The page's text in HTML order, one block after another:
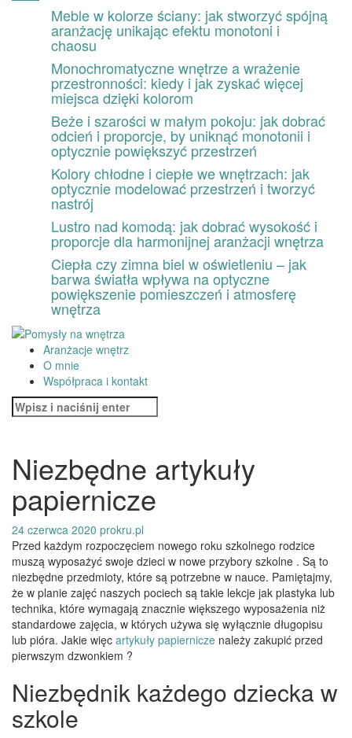
Meble w kolorze ściany: jak stworzyć spójną
aranżację unikając efektu monotoni i
chaosu
Monochromatyczne wnętrze a wrażenie
przestronności: kiedy i jak zyskać więcej
miejsca dzięki kolorom
Beże i szarości w małym pokoju: jak dobrać
odcień i proporcje, by uniknąć monotonii i
optycznie powiększyć przestrzeń
Kolory chłodne i ciepłe we wnętrzach: jak
optycznie modelować przestrzeń i tworzyć
nastrój
Lustro nad komodą: jak dobrać wysokość i
proporcje dla harmonijnej aranżacji wnętrza
Ciepła czy zimna biel w oświetleniu – jak
barwa światła wpływa na optyczne
powiększenie pomieszczeń i atmosferę
wnętrza
Aranżacje wnętrz
O mnie
Współpraca i kontakt
Szukaj:
Niezbędne artykuły
papiernicze
24 czerwca 2020 prokru.pl
Przed każdym rozpoczęciem nowego roku szkolnego rodzice
muszą wyposażyć swoje dzieci w nowe przybory szkolne . Są to
niezbędne przedmioty, które są potrzebne w nauce. Pamiętajmy,
że w planie zajęć naszych pociech są takie lekcje jak plastyka lub
technika, które wymagają znacznie większego wyposażenia niż
standardowe zajęcia, w których używa się wyłącznie długopisu
lub pióra. Jakie więc artykuły papiernicze należy zakupić przed
pierwszym dzwonkiem ?
Niezbędnik każdego dziecka w
szkole